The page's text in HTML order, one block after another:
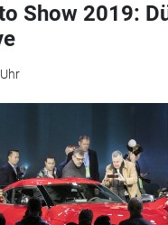
Show 2019: